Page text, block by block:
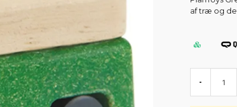
af træ og
-